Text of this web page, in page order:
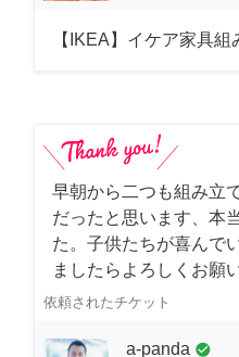
【IKEA】イケア家具組
早朝から二つも組み立
だったと思います、本
た。子供たちが喜んで
ましたらよろしくお願
依頼されたチケット
a-panda check_circle